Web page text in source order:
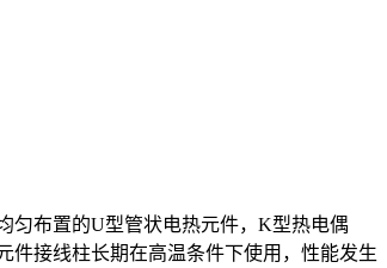
匀布置的U型管状电热元件，K型热电偶
件接线柱长期在高温条件下使用，性能发生